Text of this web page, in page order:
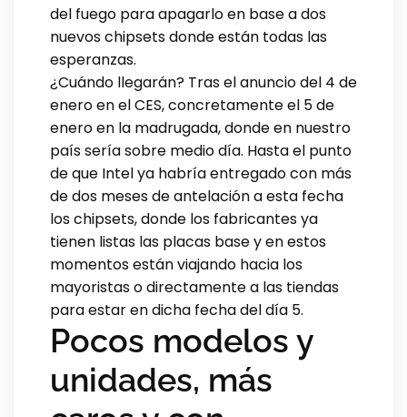
del fuego para apagarlo en base a dos
nuevos chipsets donde están todas las
esperanzas.
¿Cuándo llegarán? Tras el anuncio del 4 de
enero en el CES, concretamente el 5 de
enero en la madrugada, donde en nuestro
país sería sobre medio día. Hasta el punto
de que Intel ya habría entregado con más
de dos meses de antelación a esta fecha
los chipsets, donde los fabricantes ya
tienen listas las placas base y en estos
momentos están viajando hacia los
mayoristas o directamente a las tiendas
para estar en dicha fecha del día 5.
Pocos modelos y
unidades, más